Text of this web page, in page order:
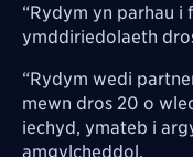
“Rydym yn parhau
ymddiriedolaeth
“Rydym wedi
mewn dros 20 o
iechyd, ymateb i
amgylcheddol.